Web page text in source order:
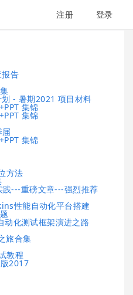
注册 登录
告
- 暑期2021 项目材料
集锦
集锦
集锦
方法
---重磅文章---强烈推荐
性能自动化平台搭建
化测试框架演进之路
旅合集
教程
2017